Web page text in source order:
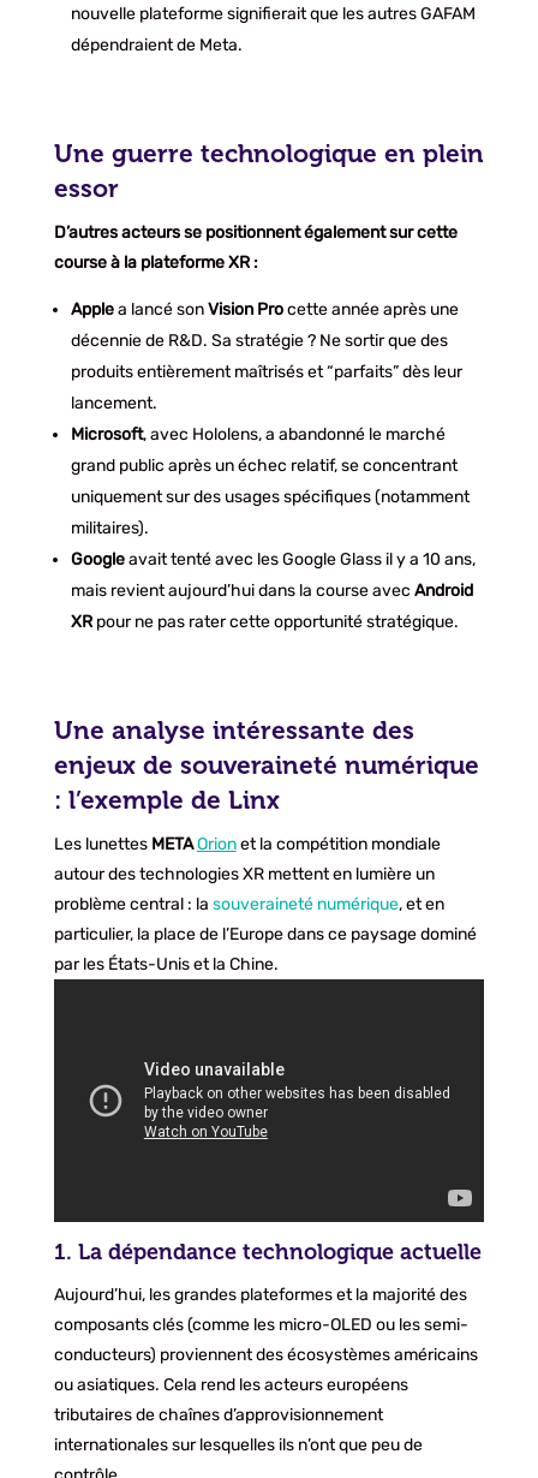
nouvelle plateforme signifierait que les autres GAFAM
dépendraient de Meta.
Une guerre technologique en plein
essor
D’autres acteurs se positionnent également sur cette
course à la plateforme XR :
Applea lancé sonVision Procette année après une
décennie de R&D. Sa stratégie ? Ne sortir que des
produits entièrement maîtrisés et “parfaits” dès leur
lancement.
Microsoft, avec Hololens, a abandonné le marché
grand public après un échec relatif, se concentrant
uniquement sur des usages spécifiques (notamment
militaires).
Googleavait tenté avec les Google Glass il y a 10 ans,
mais revient aujourd’hui dans la course avec Android
XRpour ne pas rater cette opportunité stratégique.
Une analyse intéressante des
enjeux de souveraineté numérique
: l’exemple de Linx
Les lunettes METAOrionet la compétition mondiale
autour des technologies XR mettent en lumière un
problème central : la souveraineté numérique, et en
particulier, la place de l’Europe dans ce paysage dominé
par les États-Unis et la Chine.
1. La dépendance technologique actuelle
Aujourd’hui, les grandes plateformes et la majorité des
composants clés (comme les micro-OLED ou les semi-
conducteurs) proviennent des écosystèmes américains
ou asiatiques. Cela rend les acteurs européens
tributaires de chaînes d’approvisionnement
internationales sur lesquelles ils n’ont que peu de